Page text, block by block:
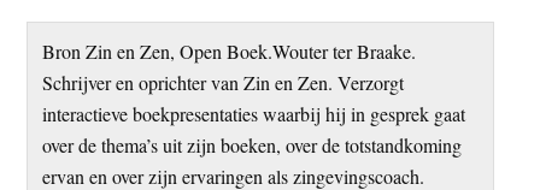
Bron Zin en Zen, Open Boek.Wouter ter Braake.
Schrijver en oprichter van Zin en Zen. Verzorgt
interactieve boekpresentaties waarbij hij in gesprek gaat
over de thema’s uit zijn boeken, over de totstandkoming
ervan en over zijn ervaringen als zingevingscoach.